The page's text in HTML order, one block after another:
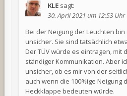
KLE sagt:
30. April 2021 um 12:53 Uhr
Bei der Neigung der Leuchten
unsicher. Sie sind tatsächlich
Der TÜV würde es eintragen, mit
ständiger Kommunikation. Aber
unsicher, ob es mir von der
auch wenn die 100%ige Neigung
Heckklappe bedeuten würde.